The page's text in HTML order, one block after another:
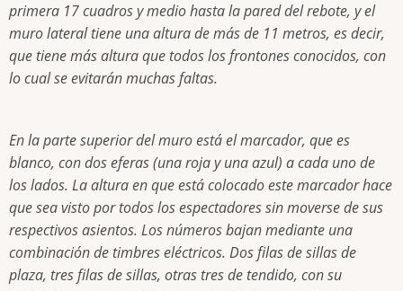
primera 17 cuadros y medio hasta la pared del rebote, y el
muro lateral tiene una altura de más de 11 metros, es decir,
que tiene más altura que todos los frontones conocidos, con
lo cual se evitarán muchas faltas.
En la parte superior del muro está el marcador, que es
blanco, con dos eferas (una roja y una azul) a cada uno de
los lados. La altura en que está colocado este marcador hace
que sea visto por todos los espectadores sin moverse de sus
respectivos asientos. Los números bajan mediante una
combinación de timbres eléctricos. Dos filas de sillas de
plaza, tres filas de sillas, otras tres de tendido, con su